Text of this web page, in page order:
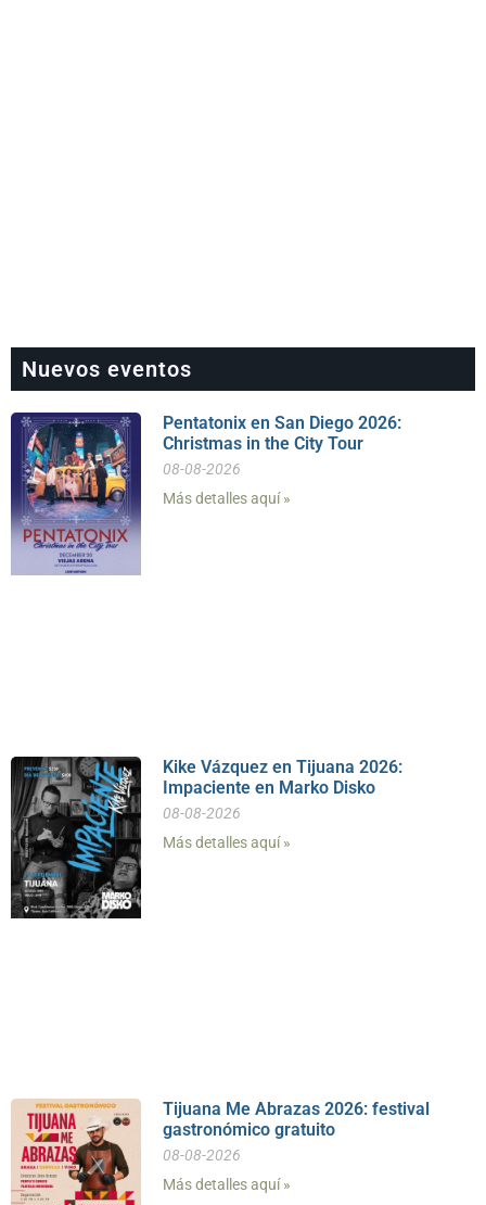
Nuevos eventos
Pentatonix en San Diego 2026:
Christmas in the City Tour
08-08-2026
Más detalles aquí »
Kike Vázquez en Tijuana 2026:
Impaciente en Marko Disko
08-08-2026
Más detalles aquí »
Tijuana Me Abrazas 2026: festival
gastronómico gratuito
08-08-2026
Más detalles aquí »